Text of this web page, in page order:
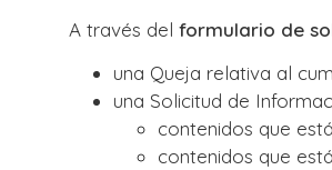
A través del formulario de
una Queja relativa al
una Solicitud de
contenidos que
contenidos que